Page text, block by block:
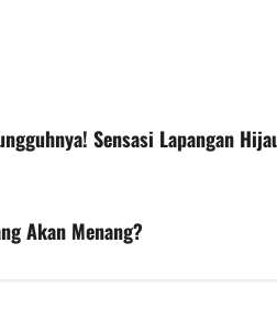
Sensasi Lapangan
Akan Menang?